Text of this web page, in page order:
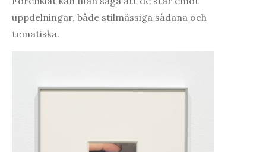
uppdelningar, både stilmässiga sådana och
tematiska.